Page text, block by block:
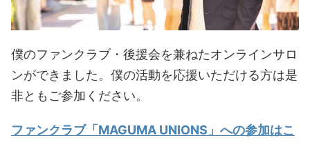
僕のファンクラブ・後援会を兼ねたオンラインサロ
ンができました。僕の活動を応援いただける方は是
非ともご参加ください。
ファンクラブ「MAGUMA UNIONS」への参加はこ